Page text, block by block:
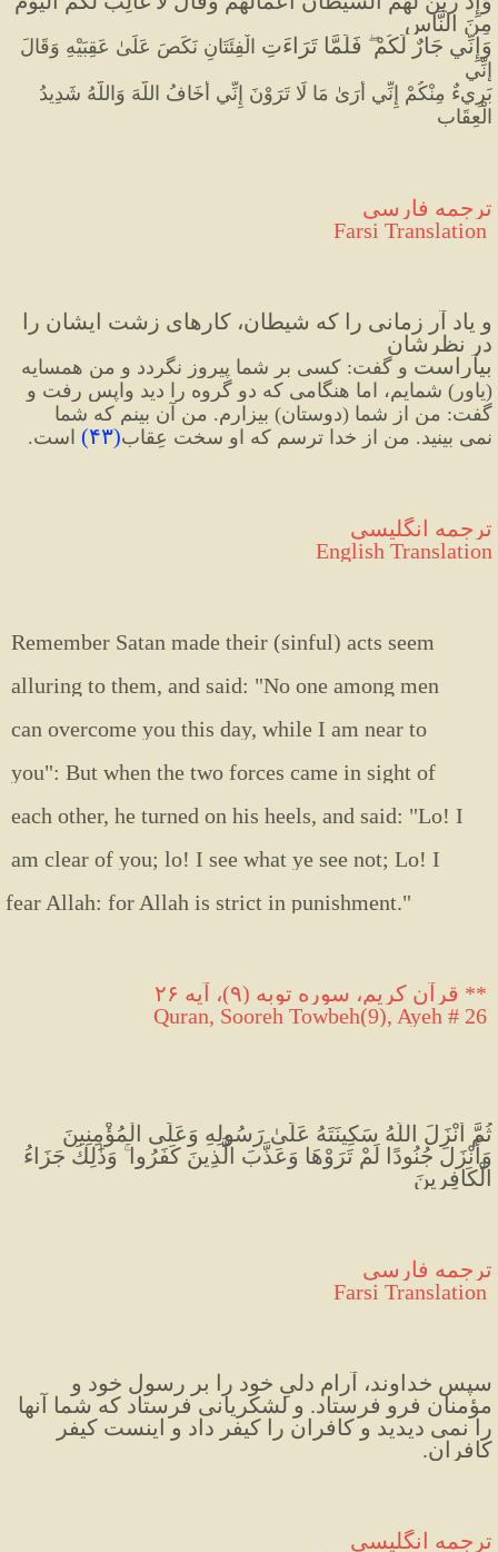
مِنَ النَّاسِ
وَإِنِّي جَارٌ لَكُمْ ۖ فَلَمَّا تَرَاءَتِ
إِنِّي
الْعِقَابِ
ترجمه فارسی
در نظرشان
بیآراست و گفت: کسی بر شما پیروز نگردد و من همسایه
(یاور) شمایم، اما هنگامی که دو گروه را دید واپس رفت و
گفت: من از شما (دوستان) بیزارم. من آن بینم که شما
نمی بینید. من از خدا ترسم که او سخت عِقاب(۴۳) است.
ترجمه انگلیسی
English Translation
Remember Satan made their (sinful) acts seem
alluring to them, and said: "No one among men
can overcome you this day, while I am near to
you": But when the two forces came in sight of
each other, he turned on his heels, and said: "Lo! I
am clear of you; lo! I see what ye see not; Lo! I
fear Allah: for Allah is strict in punishment."
** قرآن کریم، سوره توبه (۹)، آیه ۲۶
الْكَافِرِينَ
ترجمه فارسی
کافران.
ترجمه انگلیسی